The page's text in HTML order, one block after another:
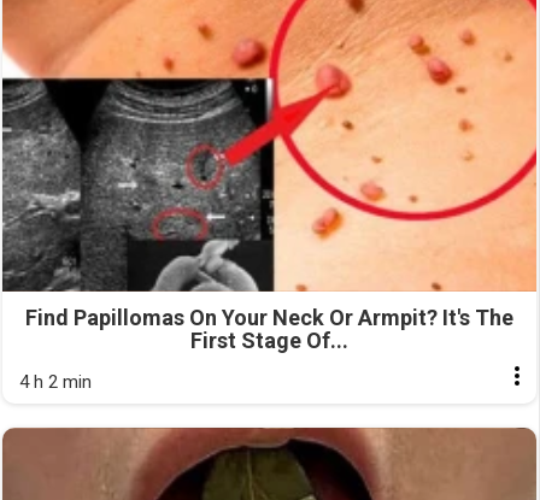
Find Papillomas On Your Neck Or Armpit? It's The
First Stage Of...
4 h 2 min